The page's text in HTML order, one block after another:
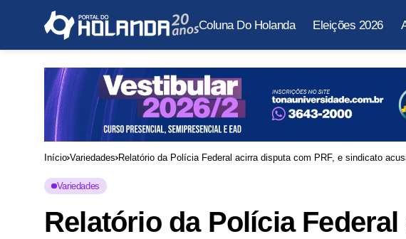
Coluna Do Holanda Eleições 2026
Início Variedades Relatório da Polícia Federal acirra disputa com PRF, e sindicato
Variedades
Relatório da Polícia